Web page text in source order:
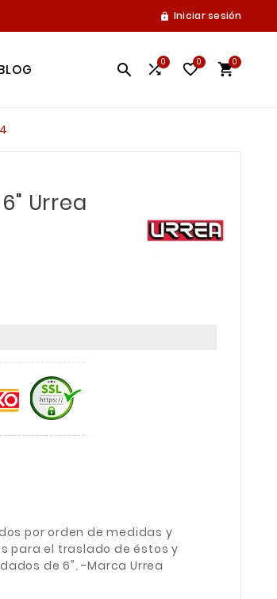
 Iniciar sesión
 0 0 0
Urrea
por orden de medidas y
para el traslado de éstos y
de 6". -Marca Urrea